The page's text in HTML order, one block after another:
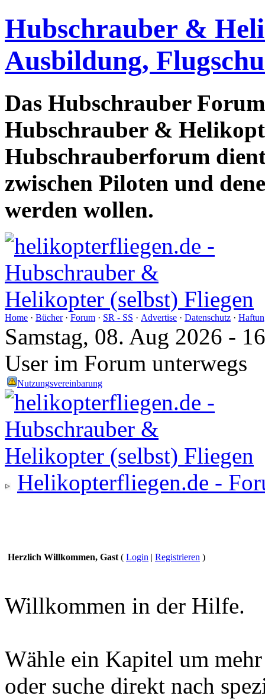
Hubschrauber &
Ausbildung,
Das Hubschrauber
Hubschrauber &
Hubschrauberforum
zwischen Piloten und
werden wollen.
Home · Bücher· Forum · SR - SS · Advertise · Datenschutz ·
Samstag, 08. Aug 2026 -
User im Forum unterwegs
Nutzungsvereinbarung
Helikopterfliegen.de -
Herzlich Willkommen, Gast ( Login | Registrieren )
Willkommen in der Hilfe.
Wähle ein Kapitel um
oder suche direkt nach